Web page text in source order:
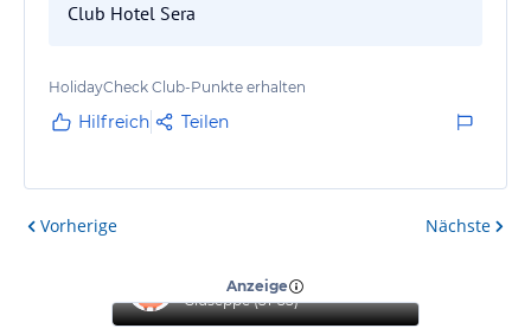
Club Hotel Sera
HolidayCheck Club-Punkte erhalten
Hilfreich Teilen
Vorherige Nächste
Anzeige
”
Giuseppe (51-55)